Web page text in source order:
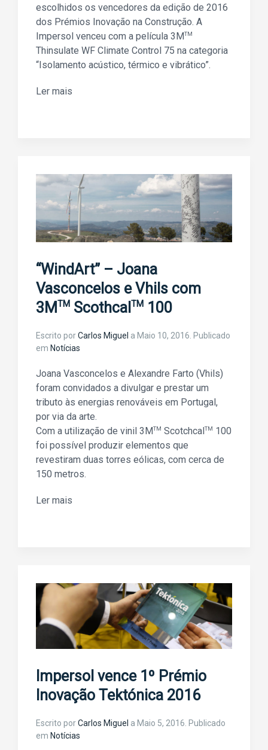
escolhidos os vencedores da edição de 2016
dos Prémios Inovação na Construção. A
Impersol venceu com a película 3MTM
Thinsulate WF Climate Control 75 na categoria
“Isolamento acústico, térmico e vibrático”.
Ler mais
“WindArt” – Joana
Vasconcelos e Vhils com
3M TM Scothcal TM 100
Escrito porCarlos Miguel a Maio 10, 2016 . Publicado
em Notícias
Joana Vasconcelos e Alexandre Farto (Vhils)
foram convidados a divulgar e prestar um
tributo às energias renováveis em Portugal,
por via da arte.
Com a utilização de vinil 3MTM ScotchcalTM 100
foi possível produzir elementos que
revestiram duas torres eólicas, com cerca de
150 metros.
Ler mais
Impersol vence 1º Prémio
Inovação Tektónica 2016
Escrito porCarlos Miguel a Maio 5, 2016 . Publicado
em Notícias